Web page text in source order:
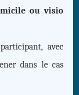
ou visio
avec
dans le cas